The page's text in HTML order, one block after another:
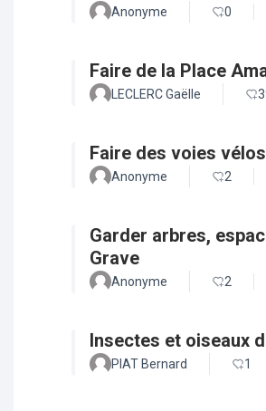
Anonyme 0
Faire de la Place
LECLERC Gaëlle
Faire des voies
Anonyme 2
Garder arbres,
Grave
Anonyme 2
Insectes et oiseaux
PIAT Bernard 1